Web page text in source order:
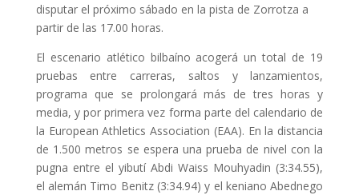
disputar el próximo sábado en la pista de Zorrotza a
partir de las 17.00 horas.
El escenario atlético bilbaíno acogerá un total de 19
pruebas entre carreras, saltos y lanzamientos,
programa que se prolongará más de tres horas y
media, y por primera vez forma parte del calendario de
la European Athletics Association (EAA). En la distancia
de 1.500 metros se espera una prueba de nivel con la
pugna entre el yibutí Abdi Waiss Mouhyadin (3:34.55),
el alemán Timo Benitz (3:34.94) y el keniano Abednego